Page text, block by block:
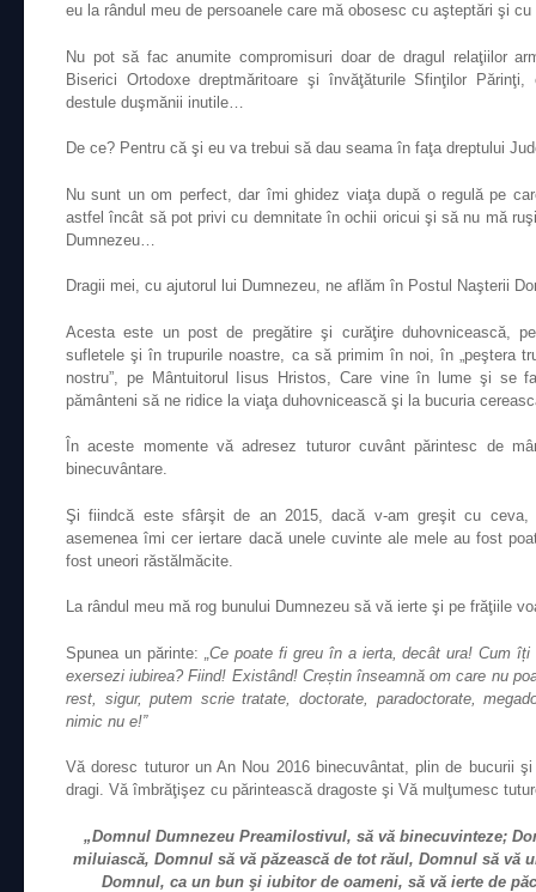
eu la rândul meu de persoanele care mă obosesc cu aşteptări şi
Nu pot să fac anumite compromisuri doar de dragul relaţiilor
Biserici Ortodoxe dreptmăritoare şi învăţăturile Sfinţilor
destule duşmănii inutile…
De ce? Pentru că şi eu va trebui să dau seama în faţa dreptului
Nu sunt un om perfect, dar îmi ghidez viaţa după o regulă pe
astfel încât să pot privi cu demnitate în ochii oricui şi să nu mă
Dumnezeu…
Dragii mei, cu ajutorul lui Dumnezeu, ne aflăm în Postul Naşterii
Acesta este un post de pregătire şi curăţire duhovnicească,
sufletele şi în trupurile noastre, ca să primim în noi, în „peştera
nostru”, pe Mântuitorul Iisus Hristos, Care vine în lume şi se
pământeni să ne ridice la viaţa duhovnicească şi la bucuria
În aceste momente vă adresez tuturor cuvânt părintesc de
binecuvântare.
Şi fiindcă este sfârşit de an 2015, dacă v-am greşit cu
asemenea îmi cer iertare dacă unele cuvinte ale mele au fost
fost uneori răstălmăcite.
La rândul meu mă rog bunului Dumnezeu să vă ierte şi pe frăţiile
Spunea un părinte:
„Ce poate fi greu în a ierta, decât ura! Cum
exersezi iubirea? Fiind! Existând! Creștin înseamnă om care nu
rest, sigur, putem scrie tratate, doctorate, paradoctorate,
nimic nu e!”
Vă doresc tuturor un An Nou 2016 binecuvântat, plin de bucurii
dragi. Vă îmbrăţişez cu părintească dragoste şi Vă mulţumesc
„Domnul Dumnezeu Preamilostivul, să vă binecuvinteze;
miluiască, Domnul să vă păzească de tot răul, Domnul să vă
Domnul, ca un bun şi iubitor de oameni, să vă ierte de